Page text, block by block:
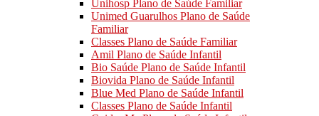
Unihosp Plano de Saúde Familiar
Unimed Guarulhos Plano de Saúde
Familiar
Classes Plano de Saúde Familiar
Amil Plano de Saúde Infantil
Bio Saúde Plano de Saúde Infantil
Biovida Plano de Saúde Infantil
Blue Med Plano de Saúde Infantil
Classes Plano de Saúde Infantil